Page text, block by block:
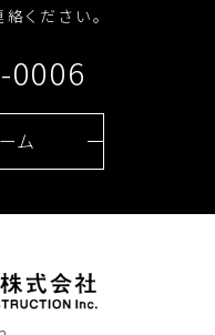
ください。
0006
ム